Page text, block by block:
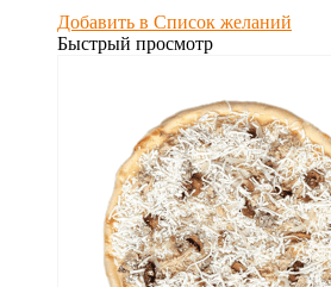
Добавить в Список желаний
Быстрый просмотр